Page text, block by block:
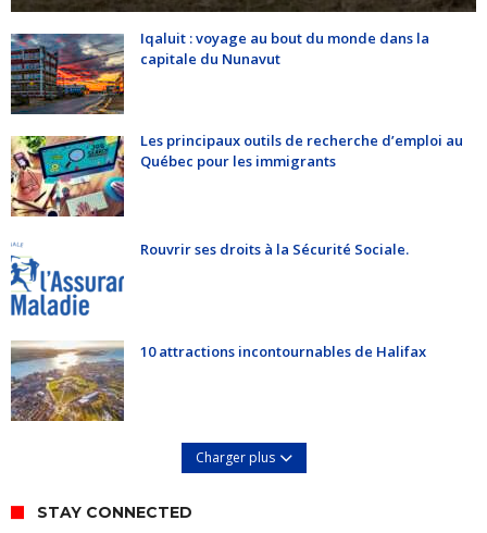
Iqaluit : voyage au bout du monde dans la
capitale du Nunavut
Les principaux outils de recherche d’emploi au
Québec pour les immigrants
Rouvrir ses droits à la Sécurité Sociale.
10 attractions incontournables de Halifax
Charger plus
STAY CONNECTED